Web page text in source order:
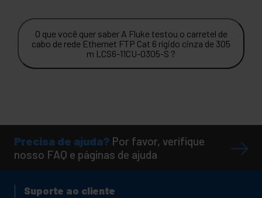
O que você quer saber A Fluke testou o carretel de
cabo de rede Ethernet FTP Cat 6 rígido cinza de 305
m LCS6-11CU-0305-S ?
Precisa de ajuda? Por favor, verifique
nosso FAQ e páginas de ajuda
Suporte ao cliente